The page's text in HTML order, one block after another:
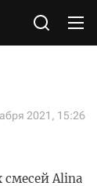
2021, 15:26
смесей Alina